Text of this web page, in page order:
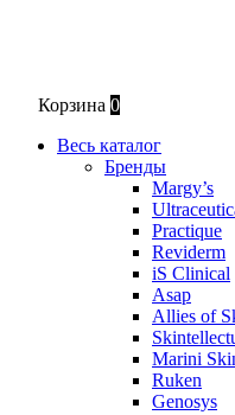
Корзина 0
Весь каталог
Бренды
Margy’s
Practique
Reviderm
iS Clinical
Asap
Allies of
Marini
Ruken
Genosys